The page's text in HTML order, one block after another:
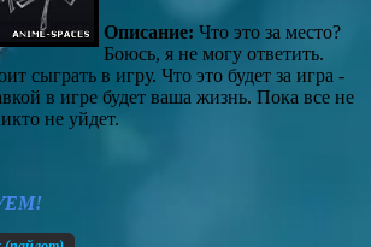
Описание: Что это за место?
Боюсь, я не могу ответить.
сыграть в игру. Что это будет за игра -
в игре будет ваша жизнь. Пока все не
не уйдет.